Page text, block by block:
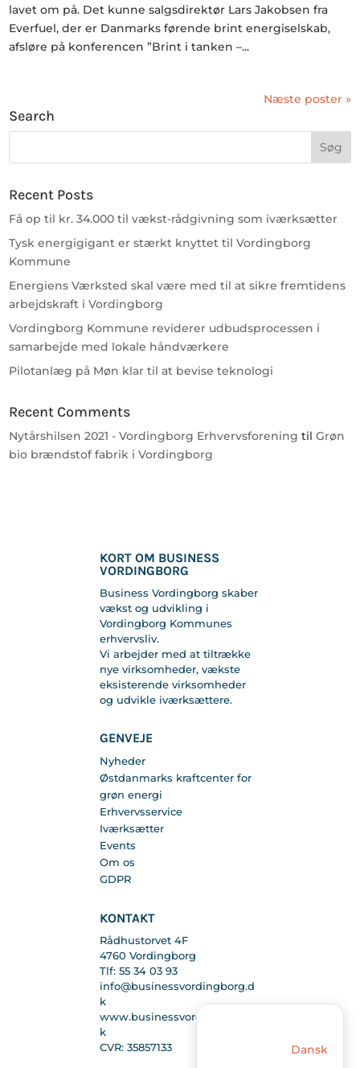
lavet om på. Det kunne salgsdirektør Lars Jakobsen fra
Everfuel, der er Danmarks førende brint energiselskab,
afsløre på konferencen ”Brint i tanken –...
Næste poster »
Search
Recent Posts
Få op til kr. 34.000 til vækst-rådgivning som iværksætter
Tysk energigigant er stærkt knyttet til Vordingborg
Kommune
Energiens Værksted skal være med til at sikre fremtidens
arbejdskraft i Vordingborg
Vordingborg Kommune reviderer udbudsprocessen i
samarbejde med lokale håndværkere
Pilotanlæg på Møn klar til at bevise teknologi
Recent Comments
Nytårshilsen 2021 - Vordingborg Erhvervsforening tilGrøn
bio brændstof fabrik i Vordingborg
KORT OM BUSINESS
VORDINGBORG
Business Vordingborg skaber
vækst og udvikling i
Vordingborg Kommunes
erhvervsliv.
Vi arbejder med at tiltrække
nye virksomheder, vækste
eksisterende virksomheder
og udvikle iværksættere.
GENVEJE
Nyheder
Østdanmarks kraftcenter for
grøn energi
Erhvervsservice
Iværksætter
Events
Om os
GDPR
KONTAKT
Rådhustorvet 4F
4760 Vordingborg
Tlf: 55 34 03 93
info@businessvordingborg.d
k
www.businessvordingborg.d
k
CVR: 35857133
Dansk